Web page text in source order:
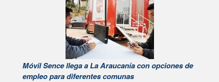
Móvil Sence llega a La Araucanía con opciones de
empleo para diferentes comunas